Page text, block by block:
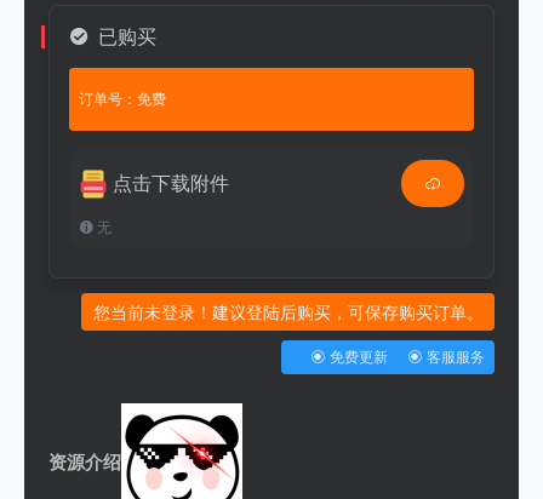
已购买
订单号：免费
点击下载附件
无
您当前未登录！建议登陆后购买，可保存购买订单。
免费更新 客服服务
资源介绍